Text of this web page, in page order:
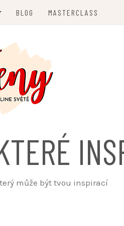
BLOG MASTERCLASS
může být tvou inspirací